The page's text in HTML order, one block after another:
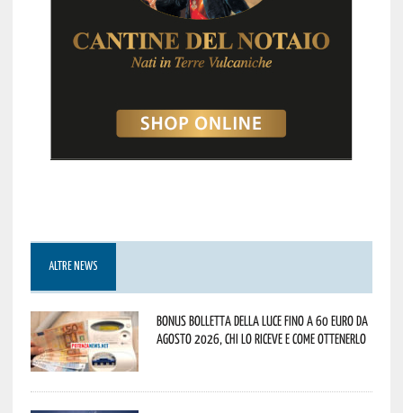
ALTRE NEWS
Bonus bolletta della luce fino a 60 euro da
agosto 2026, chi lo riceve e come ottenerlo